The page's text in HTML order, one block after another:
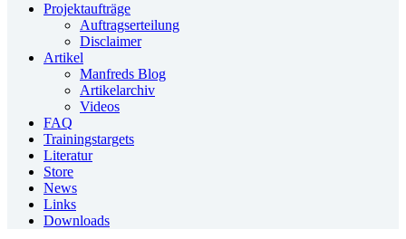
Projektaufträge
Auftragserteilung
Disclaimer
Artikel
Manfreds Blog
Artikelarchiv
Videos
FAQ
Trainingstargets
Literatur
Store
News
Links
Downloads